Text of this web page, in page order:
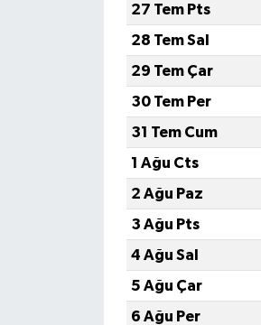
27 Tem Pts
28 Tem Sal
29 Tem Çar
30 Tem Per
31 Tem Cum
1 Ağu Cts
2 Ağu Paz
3 Ağu Pts
4 Ağu Sal
5 Ağu Çar
6 Ağu Per